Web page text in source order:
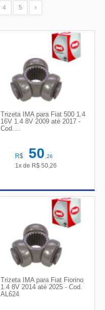
4 5
Trizeta IMA para Fiat 500 1.4
16V 1.4 8V 2009 até 2017 -
Cod....
R$ 50,26
1x de R$ 50,26
Trizeta IMA para Fiat Fiorino
1.4 8V 2014 até 2025 - Cod.
AL624